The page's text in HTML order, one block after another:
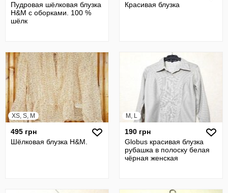
Пудровая шёлковая блузка
H&M с оборками. 100 %
шёлк
Красивая блузка
XS, S, M
495 грн
Шёлковая блузка H&M.
M, L
190 грн
Globus красивая блузка
рубашка в полоску белая
чёрная женская